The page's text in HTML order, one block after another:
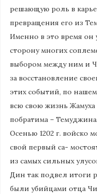
решающую роль в
превращения его из
Именно в это время он
сторону многих
выбором между ним и
за восстановление
этих событий, по
всю свою жизнь
побратима – Темуджина.
Осенью 1202 г. войско
свой первый са-
из самых сильных
Дин так подвел итоги
были убийцами отца